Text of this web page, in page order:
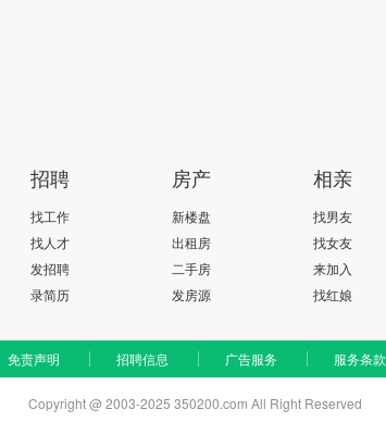
招聘
找工作
找人才
发招聘
录简历
房产
新楼盘
出租房
二手房
发房源
相亲
找男友
找女友
来加入
找红娘
免责声明 招聘信息 广告服务 服务条款
Copyright @ 2003-2025 350200.com All Right Reserved